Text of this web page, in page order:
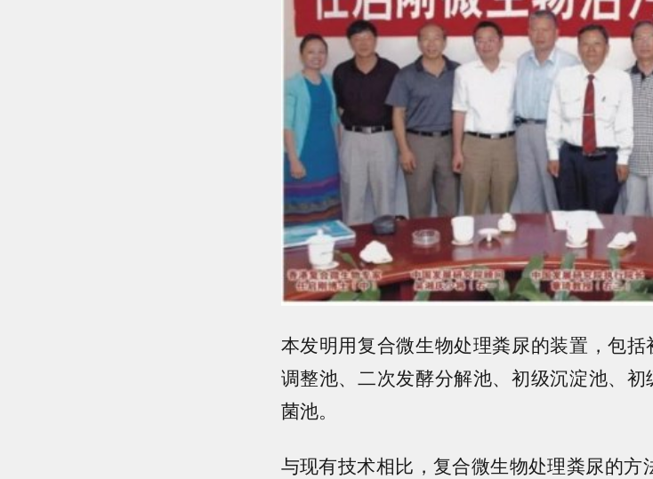
本发明用复合微生物处理粪尿的装置，包括
调整池、二次发酵分解池、初级沉淀池、
菌池。
与现有技术相比，复合微生物处理粪尿的方